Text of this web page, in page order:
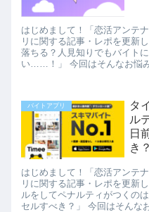
はじめまして！「恋活アンテ
リに関する記事・レポを更新
落ちる？人見知りでもバイト
い……！」 今回はそんなお悩
バイトアプリ
タ
ル
日
き？
はじめまして！「恋活アンテ
リに関する記事・レポを更新
ルをしてペナルティがつくの
セルすべき？」 今回はそんな